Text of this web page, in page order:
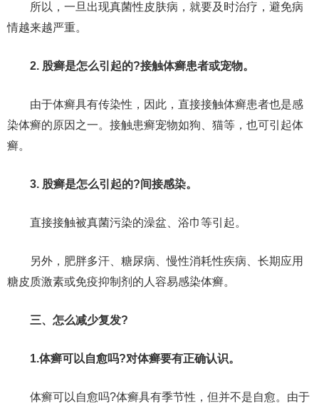
所以，一旦出现真菌性皮肤病，就要及时治疗，避免病
情越来越严重。
2. 股癣是怎么引起的?接触体癣患者或宠物。
由于体癣具有传染性，因此，直接接触体癣患者也是感
染体癣的原因之一。接触患癣宠物如狗、猫等，也可引起体
癣。
3. 股癣是怎么引起的?间接感染。
直接接触被真菌污染的澡盆、浴巾等引起。
另外，肥胖多汗、糖尿病、慢性消耗性疾病、长期应用
糖皮质激素或免疫抑制剂的人容易感染体癣。
三、怎么减少复发?
1.体癣可以自愈吗?对体癣要有正确认识。
体癣可以自愈吗?体癣具有季节性，但并不是自愈。由于